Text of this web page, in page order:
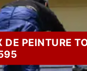
DE PEINTURE